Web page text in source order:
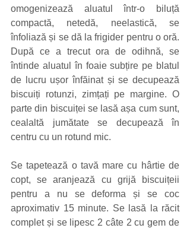
omogenizează aluatul într-o biluță
compactă, netedă, neelastică, se
înfoliază și se dă la frigider pentru o oră.
După ce a trecut ora de odihnă, se
întinde aluatul în foaie subțire pe blatul
de lucru ușor înfăinat și se decupează
biscuiți rotunzi, zimțați pe margine. O
parte din biscuiței se lasă așa cum sunt,
cealaltă jumătate se decupează în
centru cu un rotund mic.
Se tapetează o tavă mare cu hârtie de
copt, se aranjează cu grijă biscuițeii
pentru a nu se deforma și se coc
aproximativ 15 minute. Se lasă la răcit
complet și se lipesc 2 câte 2 cu gem de